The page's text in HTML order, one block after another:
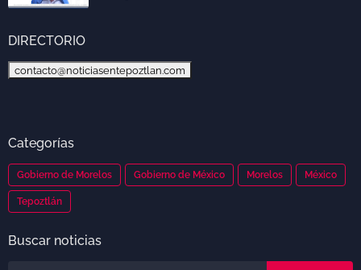
DIRECTORIO
contacto@noticiasentepoztlan.com
Categorías
Gobierno de Morelos Gobierno de México Morelos México
Tepoztlán
Buscar noticias